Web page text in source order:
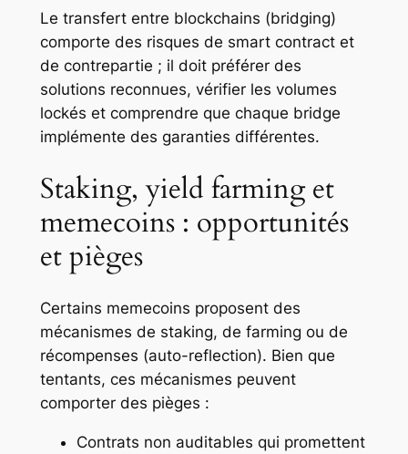
Le transfert entre blockchains (bridging)
comporte des risques de smart contract et
de contrepartie ; il doit préférer des
solutions reconnues, vérifier les volumes
lockés et comprendre que chaque bridge
implémente des garanties différentes.
Staking, yield farming et
memecoins : opportunités
et pièges
Certains memecoins proposent des
mécanismes de staking, de farming ou de
récompenses (auto-reflection). Bien que
tentants, ces mécanismes peuvent
comporter des pièges :
Contrats non auditables qui promettent